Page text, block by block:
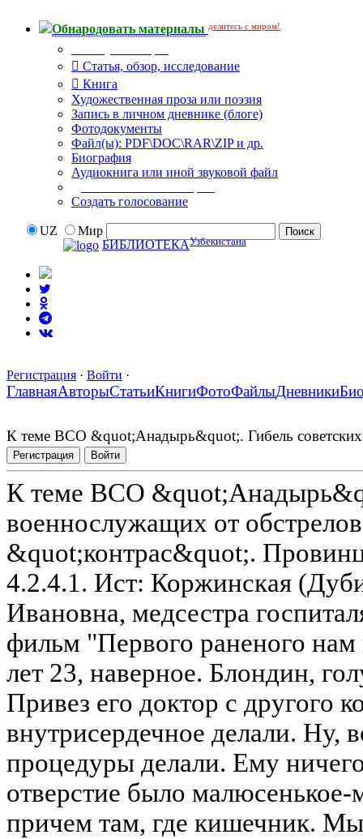
Обнародовать материалы делитесь с миром!
Статья, обзор, исследование
Книга
Художественная проза или поэзия
Запись в личном дневнике (блоге)
Фотодокументы
Файл(ы): PDF\DOC\RAR\ZIP и др.
Биография
Аудиокнига или иной звуковой файл
Создать голосование
UZ
Мир
БИБЛИОТЕКАУзбекистана
Регистрация · Войти ·
ГлавнаяАвторыСтатьиКнигиФотоФайлыДневники
К теме ВСО &quot;Анадырь&quot;. Гибель
Регистрация Войти
К теме ВСО
военнослужащих от
&quot;контрас&quot;.
4.2.4.1. Ист: Коржинская
Ивановна, медсестра
фильм "Первого раненого
лет 23, наверное. Блондин,
Привез его доктор с другого
внутрисердечное делали. Ну,
процедуры делали. Ему
отверстие было
причем там, где кишечник.